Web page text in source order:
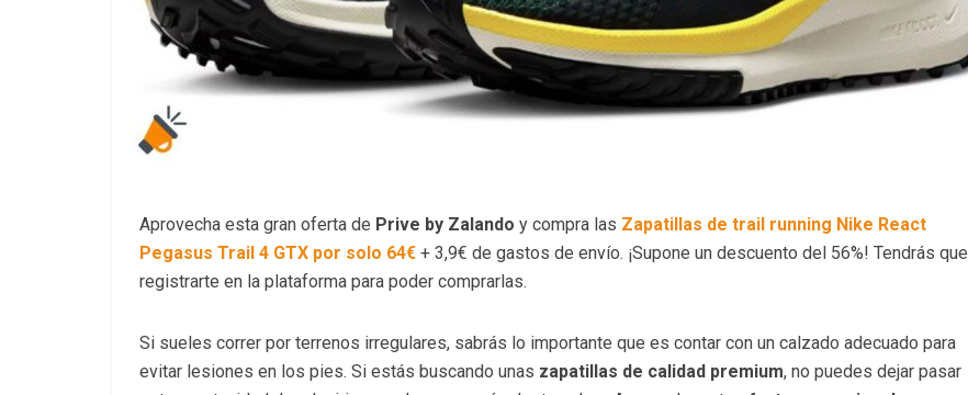
Aprovecha esta gran oferta de Prive by Zalando y compra las Zapatillas de trail running Nike React
Pegasus Trail 4 GTX por solo 64€ + 3,9€ de gastos de envío. ¡Supone un descuento del 56%! Tendrás que
registrarte en la plataforma para poder comprarlas.
Si sueles correr por terrenos irregulares, sabrás lo importante que es contar con un calzado adecuado para
evitar lesiones en los pies. Si estás buscando unas zapatillas de calidad premium, no puedes dejar pasar